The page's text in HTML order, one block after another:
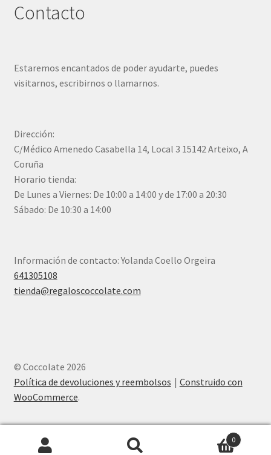
Contacto
Estaremos encantados de poder ayudarte, puedes
visitarnos, escribirnos o llamarnos.
Dirección:
C/Médico Amenedo Casabella 14, Local 3 15142 Arteixo, A
Coruña
Horario tienda:
De Lunes a Viernes: De 10:00 a 14:00 y de 17:00 a 20:30
Sábado: De 10:30 a 14:00
Información de contacto: Yolanda Coello Orgeira
641305108
tienda@regaloscoccolate.com
© Coccolate 2026
Política de devoluciones y reembolsos
Construido con
WooCommerce.
0